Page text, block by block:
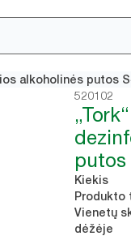
alkoholinės putos
520102
putos
Kiekis
Produkto
Vienetų
dėžėje